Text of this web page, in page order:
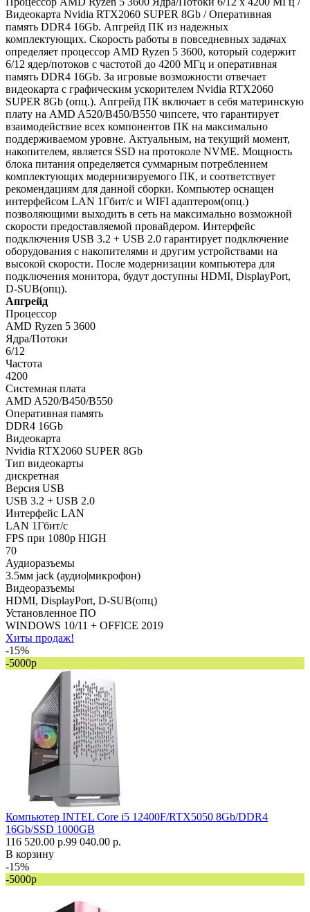
Видеокарта Nvidia RTX2060 SUPER 8Gb / Оперативная
память DDR4 16Gb. Апгрейд ПК из надежных
комплектующих. Скорость работы в повседневных задачах
определяет процессор AMD Ryzen 5 3600, который содержит
6/12 ядер/потоков с частотой до 4200 МГц и оперативная
память DDR4 16Gb. За игровые возможности отвечает
видеокарта с графическим ускорителем Nvidia RTX2060
SUPER 8Gb (опц.). Апгрейд ПК включает в себя материнскую
плату на AMD A520/B450/B550 чипсете, что гарантирует
взаимодействие всех компонентов ПК на максимально
поддерживаемом уровне. Актуальным, на текущий момент,
накопителем, является SSD на протоколе NVME. Мощность
блока питания определяется суммарным потреблением
комплектующих модернизируемого ПК, и соответствует
рекомендациям для данной сборки. Компьютер оснащен
интерфейсом LAN 1Гбит/с и WIFI адаптером(опц.)
позволяющими выходить в сеть на максимально возможной
скорости предоставляемой провайдером. Интерфейс
подключения USB 3.2 + USB 2.0 гарантирует подключение
оборудования с накопителями и другим устройствами на
высокой скорости. После модернизации компьютера для
подключения монитора, будут доступны HDMI, DisplayPort,
D-SUB(опц).
Апгрейд
Процессор
AMD Ryzen 5 3600
Ядра/Потоки
6/12
Частота
4200
Системная плата
AMD A520/B450/B550
Оперативная память
DDR4 16Gb
Видеокарта
Nvidia RTX2060 SUPER 8Gb
Тип видеокарты
дискретная
Версия USB
USB 3.2 + USB 2.0
Интерфейс LAN
LAN 1Гбит/с
FPS при 1080p HIGH
70
Аудиоразъемы
3.5мм jack (аудио|микрофон)
Видеоразъемы
HDMI, DisplayPort, D-SUB(опц)
Установленное ПО
WINDOWS 10/11 + OFFICE 2019
Хиты продаж!
-15%
-5000р
Компьютер INTEL Core i5 12400F/RTX5050 8Gb/DDR4
16Gb/SSD 1000GB
116 520.00 р.99 040.00 р.
В корзину
-15%
-5000р